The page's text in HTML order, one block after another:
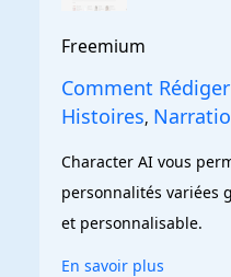
Freemium
Comment
Histoires,
Character AI vous
personnalités variées
et personnalisable.
En savoir plus